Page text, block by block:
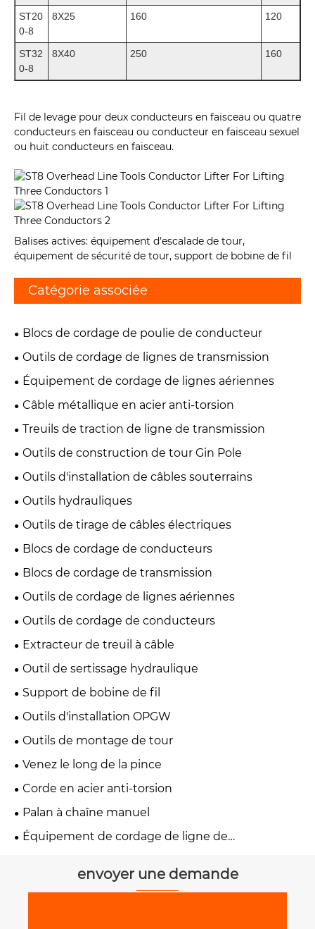
ST20
0-8
8X25 160 120
ST32
0-8
8X40 250 160
Fil de levage pour deux conducteurs en faisceau ou quatre
conducteurs en faisceau ou conducteur en faisceau sexuel
ou huit conducteurs en faisceau.
Balises actives: équipement d'escalade de tour,
équipement de sécurité de tour, support de bobine de fil
Catégorie associée
Blocs de cordage de poulie de conducteur
Outils de cordage de lignes de transmission
Équipement de cordage de lignes aériennes
Câble métallique en acier anti-torsion
Treuils de traction de ligne de transmission
Outils de construction de tour Gin Pole
Outils d'installation de câbles souterrains
Outils hydrauliques
Outils de tirage de câbles électriques
Blocs de cordage de conducteurs
Blocs de cordage de transmission
Outils de cordage de lignes aériennes
Outils de cordage de conducteurs
Extracteur de treuil à câble
Outil de sertissage hydraulique
Support de bobine de fil
Outils d'installation OPGW
Outils de montage de tour
Venez le long de la pince
Corde en acier anti-torsion
Palan à chaîne manuel
Équipement de cordage de ligne de
envoyer une demande